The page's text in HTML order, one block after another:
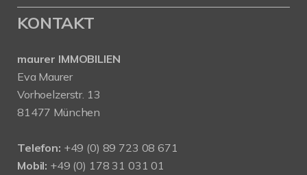
KONTAKT
maurer IMMOBILIEN
Eva Maurer
Vorhoelzerstr. 13
81477 München
Telefon: +49 (0) 89 723 08 671
Mobil: +49 (0) 178 31 031 01